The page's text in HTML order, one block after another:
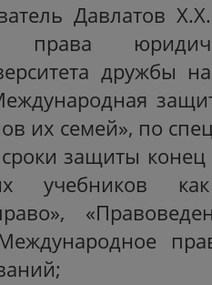
Давлатов
права
дружбы
их семей», по
защиты конец
учебников